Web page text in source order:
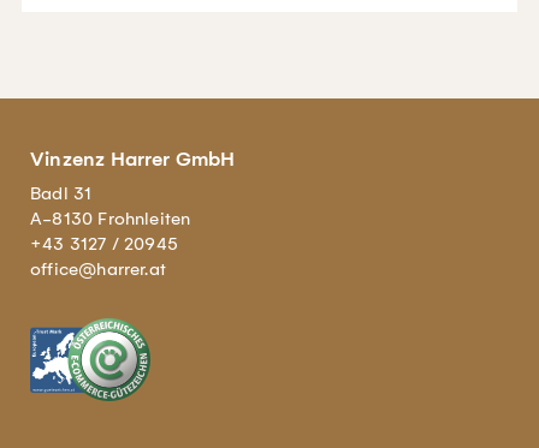
Vinzenz Harrer GmbH
Badl 31
A-8130 Frohnleiten
+43 3127 / 20945
office@harrer.at